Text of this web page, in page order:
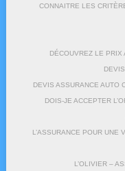
CONNAITRE LES
DÉCOUVREZ LE PRIX
DEVIS ASSURANCE AUTO
DOIS-JE ACCEPTER
L’ASSURANCE POUR UNE
L’OLIVIER –